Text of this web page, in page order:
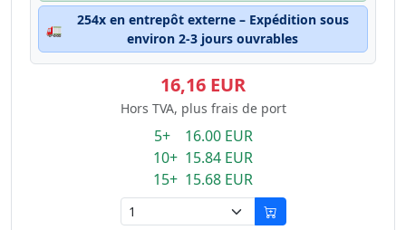
🚛
254x en entrepôt externe – Expédition sous
environ 2-3 jours ouvrables
16,16 EUR
Hors TVA, plus frais de port
5+ 16.00 EUR
10+ 15.84 EUR
15+ 15.68 EUR